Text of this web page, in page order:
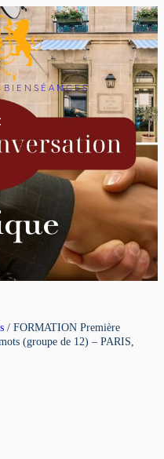
/ FORMATION Première
(groupe de 12) – PARIS,